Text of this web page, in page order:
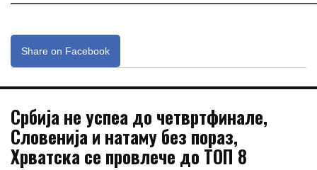
Share on Facebook
Србија не успеа до четвртфинале,
Словенија и натаму без пораз,
Хрватска се провлече до ТОП 8